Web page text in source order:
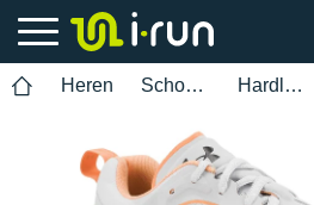
Heren Schoenen Hardlopen